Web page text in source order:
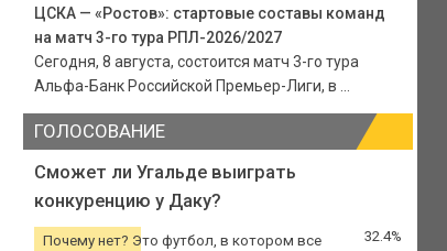
ЦСКА — «Ростов»: стартовые составы команд
на матч 3-го тура РПЛ-2026/2027
Сегодня, 8 августа, состоится матч 3-го тура
Альфа-Банк Российской Премьер-Лиги, в ...
ГОЛОСОВАНИЕ
Сможет ли Угальде выиграть
конкуренцию у Даку?
Почему нет? Это футбол, в котором все
32.4%